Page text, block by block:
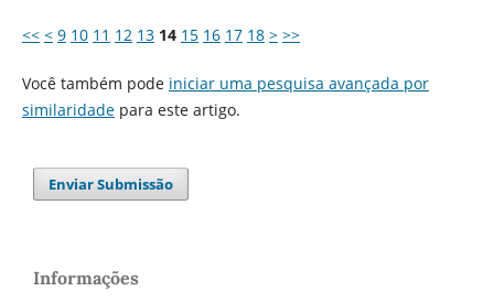
<< < 9 10 11 12 13 14 15 16 17 18 > >>
Você também pode iniciar uma pesquisa avançada por
similaridadepara este artigo.
Enviar Submissão
Informações